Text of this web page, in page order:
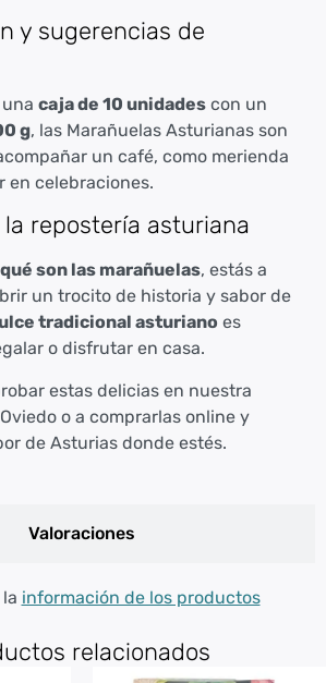
Valoraciones
y sugerencias de
caja de 10 unidades con un
g, las Marañuelas Asturianas son
un café, como merienda
en celebraciones.
la repostería asturiana
qué son las marañuelas, estás a
un trocito de historia y sabor de
tradicional asturiano es
o disfrutar en casa.
estas delicias en nuestra
o a comprarlas online y
de Asturias donde estés.
información de los productos
relacionados